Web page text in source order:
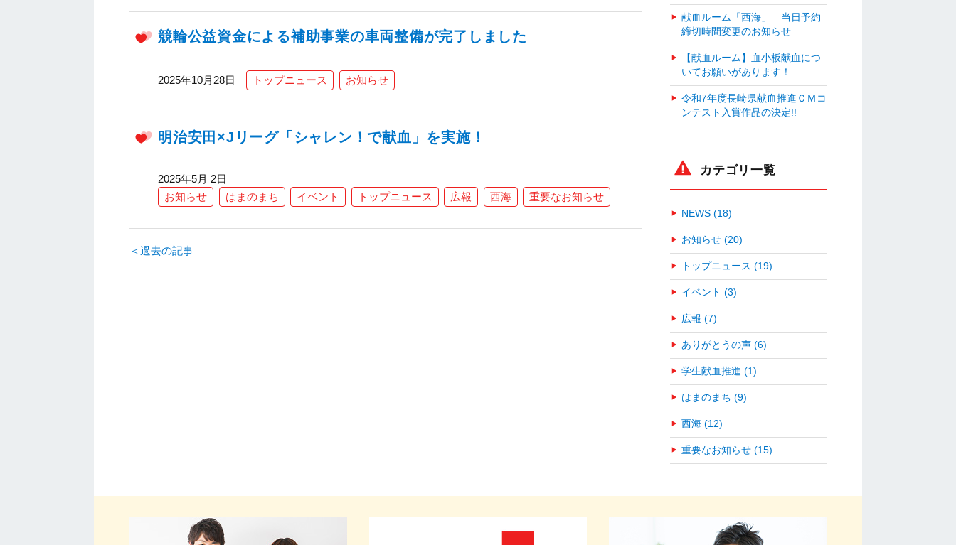
競輪公益資金による補助事業の車両整備が完了しました
2025年10月28日 トップニュース お知らせ
明治安田×Jリーグ「シャレン！で献血」を実施！
2025年5月 2日
お知らせ
はまのまち イベント トップニュース 広報 西海 重要なお知らせ
＜過去の記事
献血ルーム「西海」 当日予約
締切時間変更のお知らせ
【献血ルーム】血小板献血につ
いてお願いがあります！
令和7年度長崎県献血推進ＣＭコ
ンテスト入賞作品の決定!!
カテゴリ一覧
NEWS (18)
お知らせ (20)
トップニュース (19)
イベント (3)
広報 (7)
ありがとうの声 (6)
学生献血推進 (1)
はまのまち (9)
西海 (12)
重要なお知らせ (15)